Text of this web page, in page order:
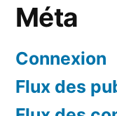
Méta
Connexion
Flux des